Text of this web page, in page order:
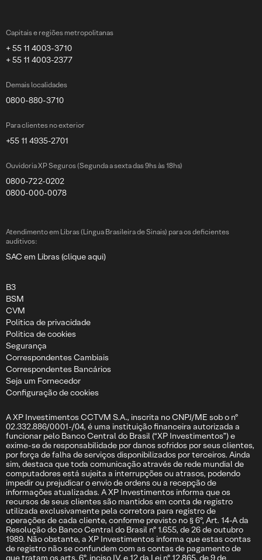
Capitais e regiões metropolitanas
+ 55 11 4003-3710
+ 55 11 4003-2377
Demais localidades
0800-880-3710
Para clientes no exterior
+55 11 4935-2701
Ouvidoria XP Seguros (Segunda a sexta das 9hs às 18hs)
0800-722-0202
0800-000-0078
Atendimento em Libras (Língua Brasileira de Sinais) para os deficientes
auditivos:
SAC em Libras (clique aqui)
B3
BSM
CVM
Politica de privacidade
Politica de cookies
Segurança
Correspondentes Cambiais
Correspondentes Bancários
Seja um Fornecedor
Configuração de cookies
A XP Investimentos CCTVM S.A., inscrita no CNPJ/ME sob o nº
02.332.886/0001-/04, é uma instituição financeira autorizada a
funcionar pelo Banco Central do Brasil (“XP Investimentos”) e
exime-se de responsabilidade por danos sofridos por seus clientes,
por força de falha de serviços disponibilizados por terceiros. Ainda
sim, destaca que toda comunicação através de rede mundial de
computadores está sujeita a interrupções ou atrasos, podendo
impedir ou prejudicar o envio de ordens ou a recepção de
informações atualizadas. A XP Investimentos informa que os
recursos de seus clientes são mantidos em conta de registro
utilizada exclusivamente pela corretora para registro de
operações de cada cliente, conforme previsto no § 6º, Art. 14-A da
Resolução do Banco Central do Brasil nº 1.655, de 26 de outubro
1989. Não obstante, a XP Investimentos informa que estas contas
de registro não se confundem com as contas de pagamento de
que tratam os arts. 6º, inciso IV, e 12 da Lei nº 12.865, de 9 de